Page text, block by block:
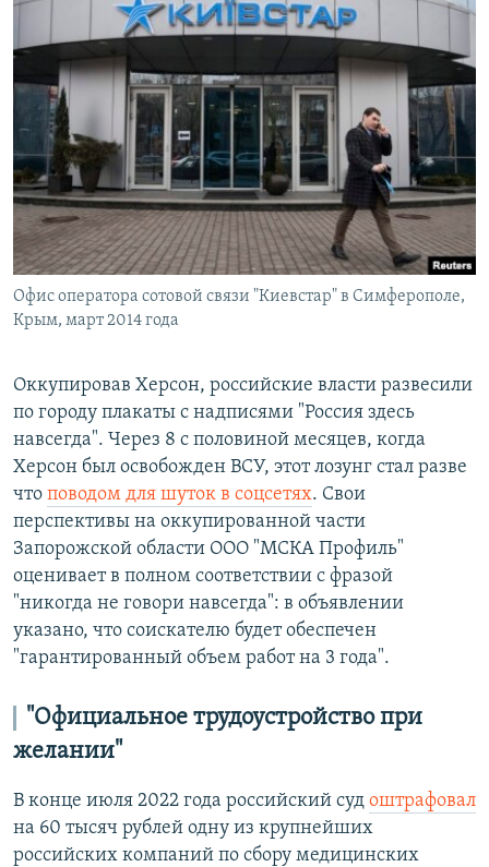
Офис оператора сотовой связи "Киевстар" в Симферополе,
Крым, март 2014 года
Оккупировав Херсон, российские власти развесили
по городу плакаты с надписями "Россия здесь
навсегда". Через 8 с половиной месяцев, когда
Херсон был освобожден ВСУ, этот лозунг стал разве
что поводом для шуток в соцсетях. Свои
перспективы на оккупированной части
Запорожской области ООО "МСКА Профиль"
оценивает в полном соответствии с фразой
"никогда не говори навсегда": в объявлении
указано, что соискателю будет обеспечен
"гарантированный объем работ на 3 года".
"Официальное трудоустройство при
желании"
В конце июля 2022 года российский суд оштрафовал
на 60 тысяч рублей одну из крупнейших
российских компаний по сбору медицинских